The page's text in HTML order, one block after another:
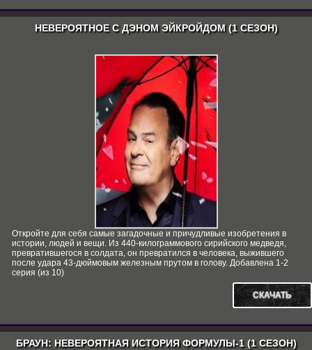
НЕВЕРОЯТНОЕ С ДЭНОМ ЭЙКРОЙДОМ (1 СЕЗОН)
Откройте для себя самые загадочные и причудливые изобретения в
истории, людей и вещи. Из 440-килограммового сирийского медведя,
превратившегося в солдата, он превратился в человека, выжившего
после удара 43-дюймовым железным прутом в голову. Добавлена 1-2
серия (из 10)
СКАЧАТЬ
БРАУН: НЕВЕРОЯТНАЯ ИСТОРИЯ ФОРМУЛЫ-1 (1 СЕЗОН)